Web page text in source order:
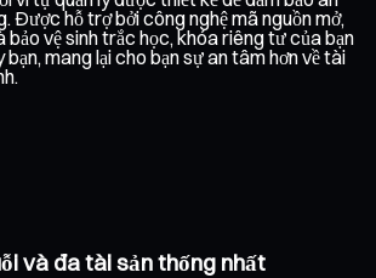
Được hỗ trợ bởi công nghệ mã nguồn mở,
bảo vệ sinh trắc học, khóa riêng tư của bạn
mang lại cho bạn sự an tâm hơn về tài
và đa tài sản thống nhất